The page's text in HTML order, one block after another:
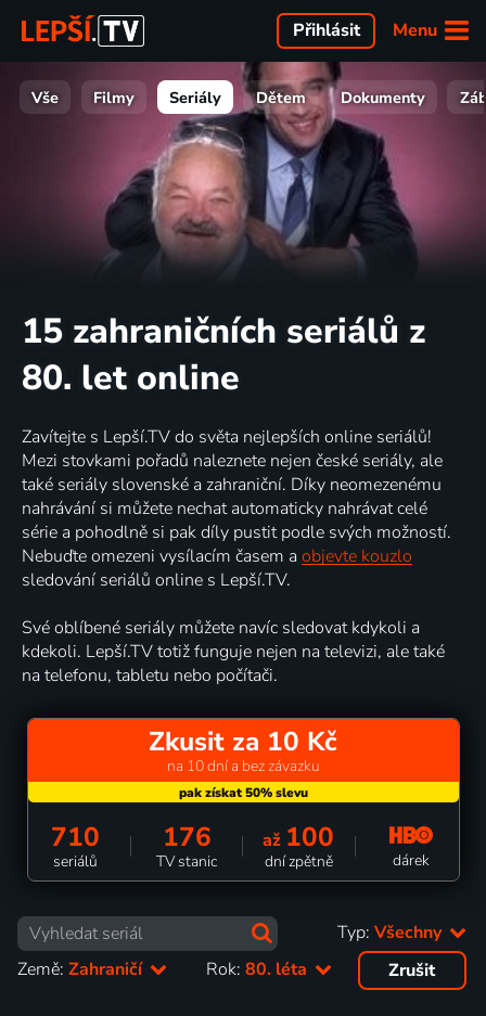
Menu
Přihlásit
Vše Filmy Seriály Dětem Dokumenty
15 zahraničních seriálů z
80. let online
Zavítejte s Lepší.TV do světa nejlepších online seriálů!
Mezi stovkami pořadů naleznete nejen české seriály, ale
také seriály slovenské a zahraniční. Díky neomezenému
nahrávání si můžete nechat automaticky nahrávat celé
série a pohodlně si pak díly pustit podle svých možností.
Nebuďte omezeni vysílacím časem a objevte kouzlo
sledování seriálů online s Lepší.TV.
Své oblíbené seriály můžete navíc sledovat kdykoli a
kdekoli. Lepší.TV totiž funguje nejen na televizi, ale také
na telefonu, tabletu nebo počítači.
Zkusit za 10 Kč
na 10 dní a bez závazku
710
seriálů
176
TV stanic
až 100
dní zpětně dárek
Typ: Všechny
Země: Zahraničí Rok:80. léta Zrušit